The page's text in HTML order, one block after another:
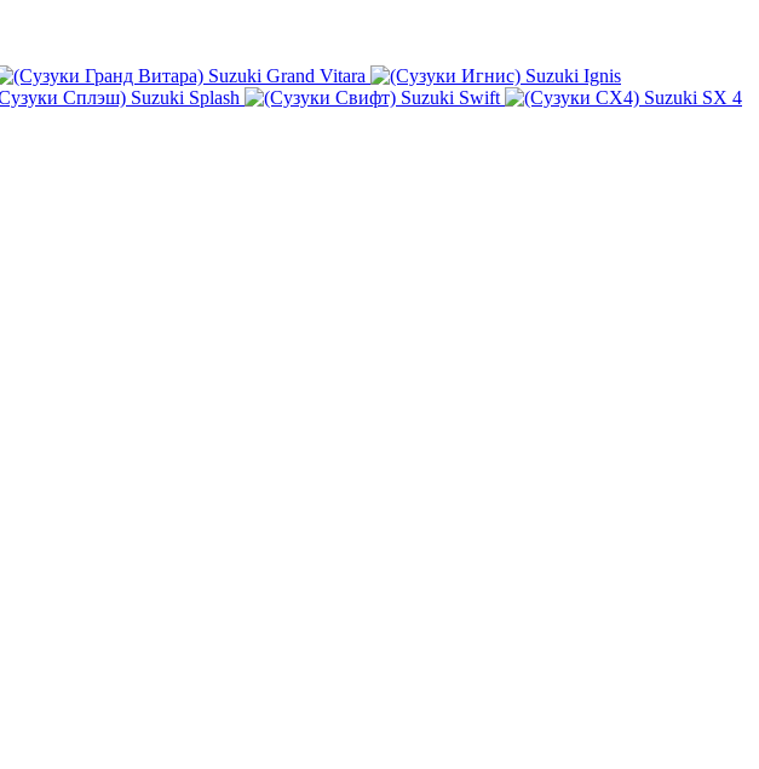
Suzuki Grand Vitara
Suzuki Ignis
Suzuki Splash Suzuki Swift
Suzuki SX 4